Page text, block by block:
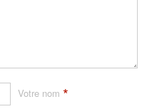
Votre nom *